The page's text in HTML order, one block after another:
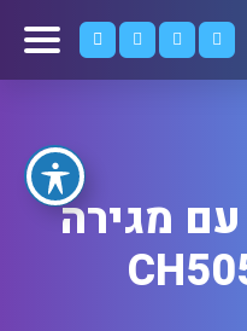
מגירה